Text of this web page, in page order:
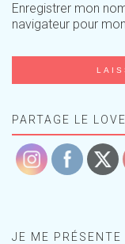
Enregistrer mon
navigateur pour
PARTAGE LE
JE ME PRÉSENTE